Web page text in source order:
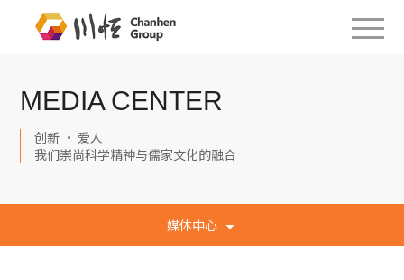
MEDIA CENTER
创新 · 爱人
我们崇尚科学精神与儒家文化的融合
媒体中心